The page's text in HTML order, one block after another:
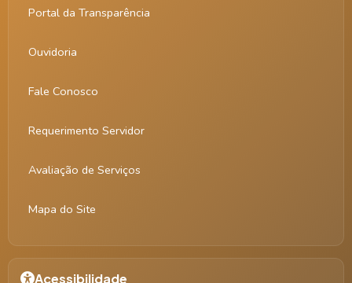
Portal da Transparência
Ouvidoria
Fale Conosco
Requerimento Servidor
Avaliação de Serviços
Mapa do Site
Acessibilidade